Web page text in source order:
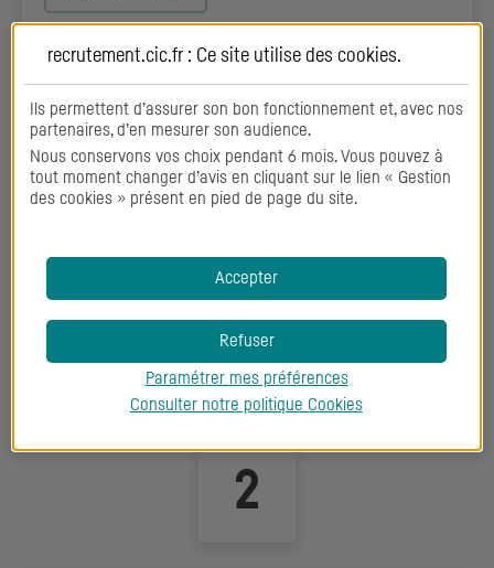
Votre candidature en 4 étapes
candidature a retenu notre attention.
recrutement.cic.fr : Ce site utilise des cookies.
Ils permettent d’assurer son bon fonctionnement et, avec nos
partenaires, d’en mesurer son audience.
Nous conservons vos choix pendant 6 mois. Vous pouvez à
tout moment changer d’avis en cliquant sur le lien « Gestion
des cookies » présent en pied de page du site.
Accepter
Refuser
Paramétrer mes préférences
Consulter notre politique Cookies